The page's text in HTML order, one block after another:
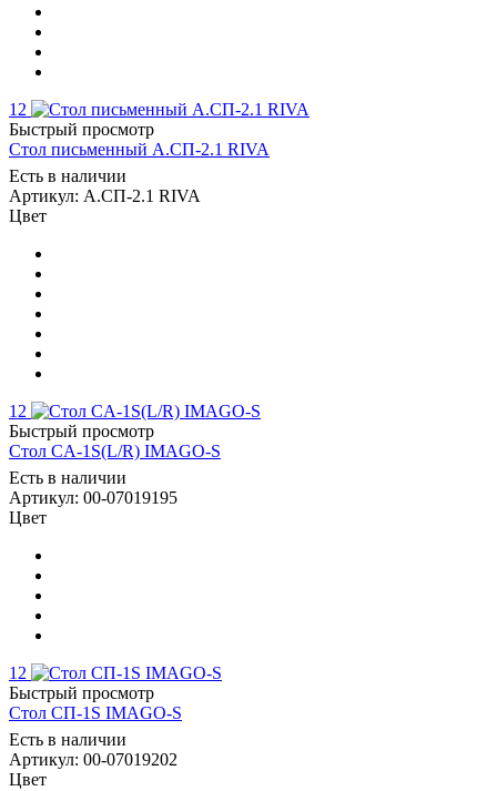
12
Быстрый просмотр
Стол письменный А.СП-2.1 RIVA
Есть в наличии
Артикул: А.СП-2.1 RIVA
Цвет
12
Быстрый просмотр
Стол CA-1S(L/R) IMAGO-S
Есть в наличии
Артикул: 00-07019195
Цвет
12
Быстрый просмотр
Стол СП-1S IMAGO-S
Есть в наличии
Артикул: 00-07019202
Цвет